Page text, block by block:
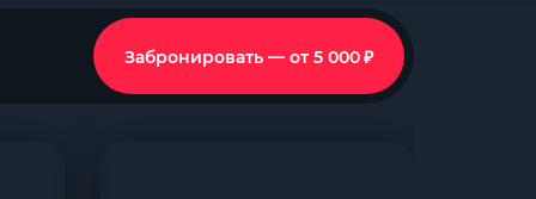
Забронировать — от 5 000₽